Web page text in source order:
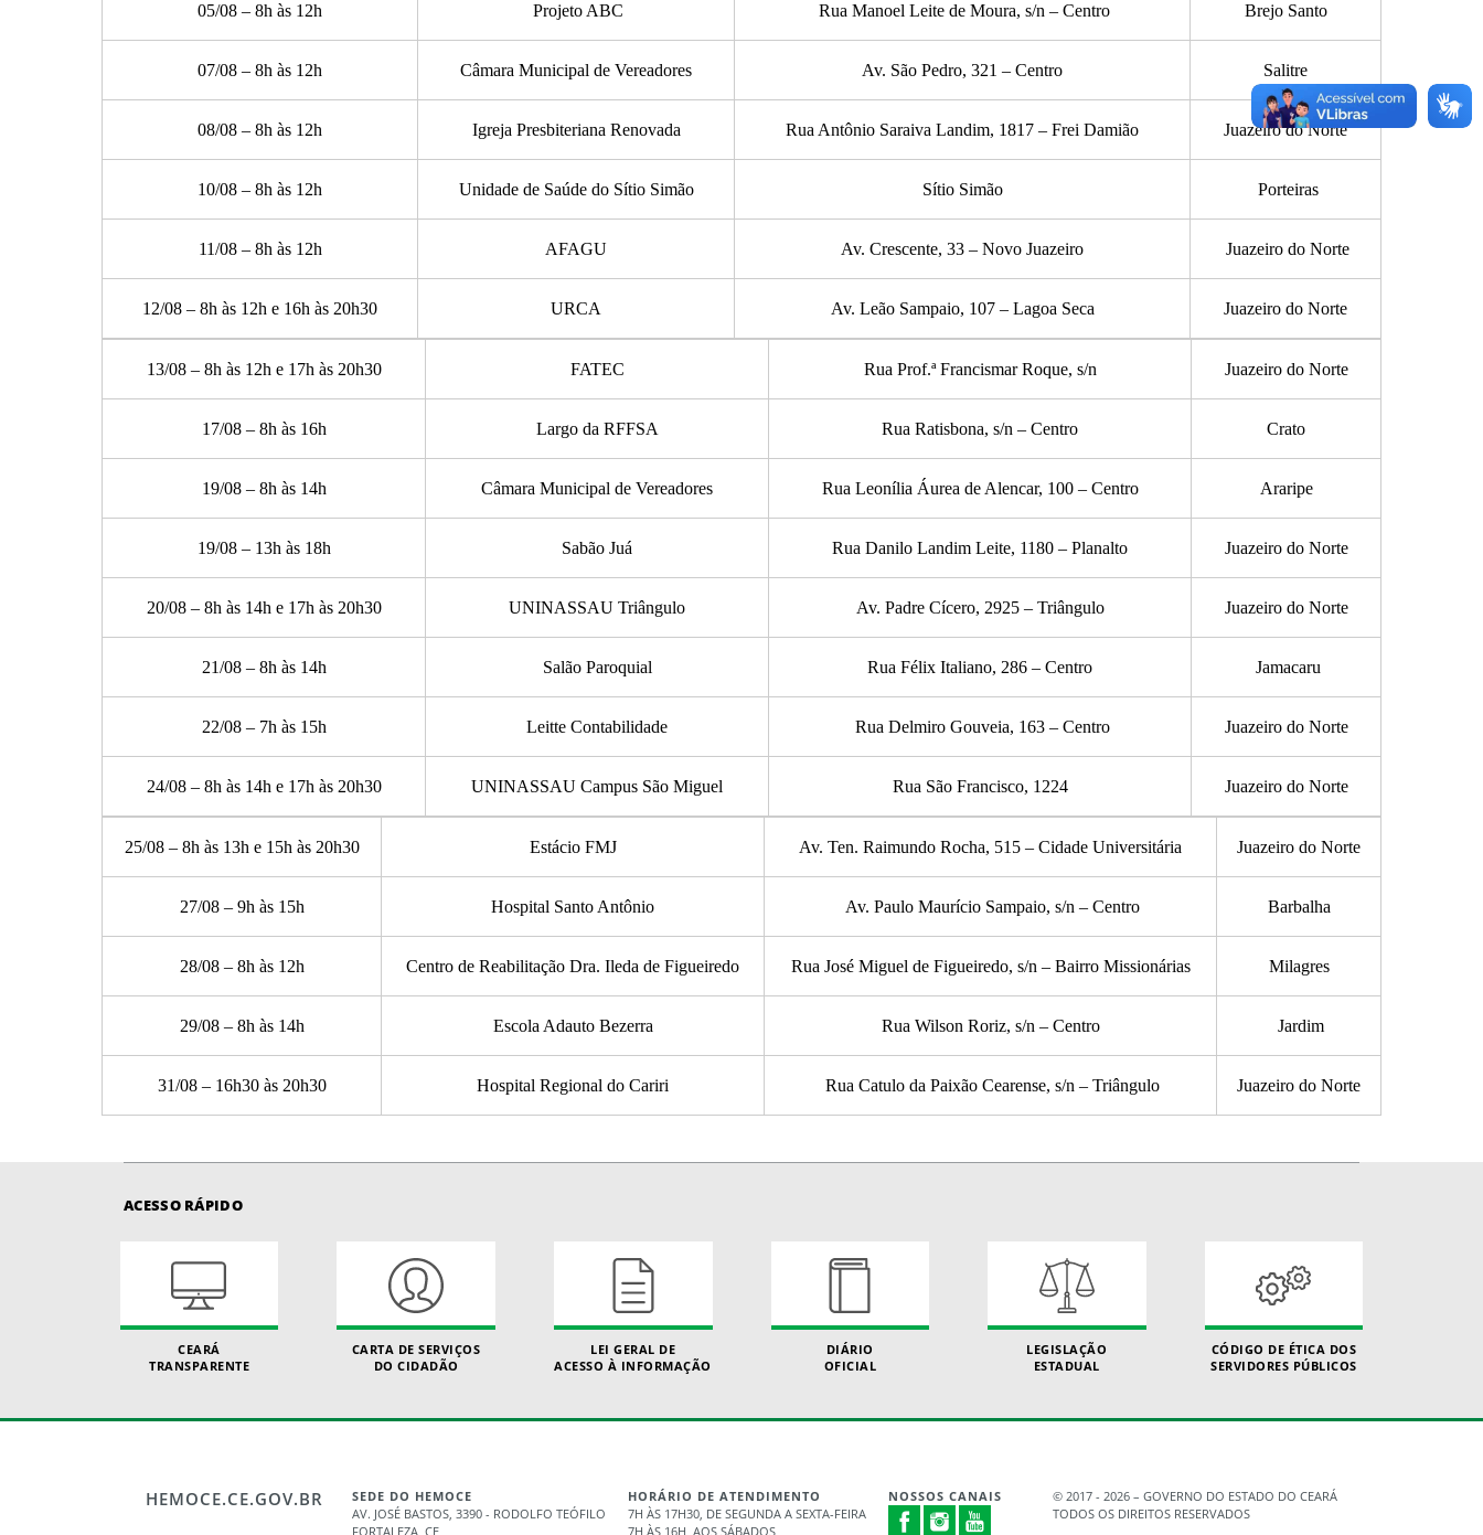
05/08 – 8h às 12h Projeto ABC Rua Manoel Leite de Moura, s/n – Centro Brejo Santo
07/08 – 8h às 12h Câmara Municipal de Vereadores Av. São Pedro, 321 – Centro Salitre
08/08 – 8h às 12h Igreja Presbiteriana Renovada Rua Antônio Saraiva Landim, 1817 – Frei Damião Juazeiro do Norte
10/08 – 8h às 12h Unidade de Saúde do Sítio Simão Sítio Simão Porteiras
11/08 – 8h às 12h AFAGU Av. Crescente, 33 – Novo Juazeiro Juazeiro do Norte
12/08 – 8h às 12h e 16h às 20h30 URCA Av. Leão Sampaio, 107 – Lagoa Seca Juazeiro do Norte
13/08 – 8h às 12h e 17h às 20h30 FATEC Rua Prof.ª Francismar Roque, s/n Juazeiro do Norte
17/08 – 8h às 16h Largo da RFFSA Rua Ratisbona, s/n – Centro Crato
19/08 – 8h às 14h Câmara Municipal de Vereadores Rua Leonília Áurea de Alencar, 100 – Centro Araripe
19/08 – 13h às 18h Sabão Juá Rua Danilo Landim Leite, 1180 – Planalto Juazeiro do Norte
20/08 – 8h às 14h e 17h às 20h30 UNINASSAU Triângulo Av. Padre Cícero, 2925 – Triângulo Juazeiro do Norte
21/08 – 8h às 14h Salão Paroquial Rua Félix Italiano, 286 – Centro Jamacaru
22/08 – 7h às 15h Leitte Contabilidade Rua Delmiro Gouveia, 163 – Centro Juazeiro do Norte
24/08 – 8h às 14h e 17h às 20h30 UNINASSAU Campus São Miguel Rua São Francisco, 1224 Juazeiro do Norte
25/08 – 8h às 13h e 15h às 20h30 Estácio FMJ Av. Ten. Raimundo Rocha, 515 – Cidade Universitária Juazeiro do Norte
27/08 – 9h às 15h Hospital Santo Antônio Av. Paulo Maurício Sampaio, s/n – Centro Barbalha
28/08 – 8h às 12h Centro de Reabilitação Dra. Ileda de Figueiredo Rua José Miguel de Figueiredo, s/n – Bairro Missionárias Milagres
29/08 – 8h às 14h Escola Adauto Bezerra Rua Wilson Roriz, s/n – Centro Jardim
31/08 – 16h30 às 20h30 Hospital Regional do Cariri Rua Catulo da Paixão Cearense, s/n – Triângulo Juazeiro do Norte
ACESSO RÁPIDO
CEARÁ
TRANSPARENTE
CARTA DE SERVIÇOS
DO CIDADÃO
LEI GERAL DE
ACESSO À INFORMAÇÃO
DIÁRIO
OFICIAL
LEGISLAÇÃO
ESTADUAL
CÓDIGO DE ÉTICA DOS
SERVIDORES PÚBLICOS
HEMOCE.CE.GOV.BR
SEDE DO HEMOCE
AV. JOSÉ BASTOS, 3390 - RODOLFO TEÓFILO
FORTALEZA, CE
HORÁRIO DE ATENDIMENTO
7H ÀS 17H30, DE SEGUNDA A SEXTA-FEIRA
7H ÀS 16H, AOS SÁBADOS
NOSSOS CANAIS
© 2017 - 2026 – GOVERNO DO ESTADO DO CEARÁ
TODOS OS DIREITOS RESERVADOS